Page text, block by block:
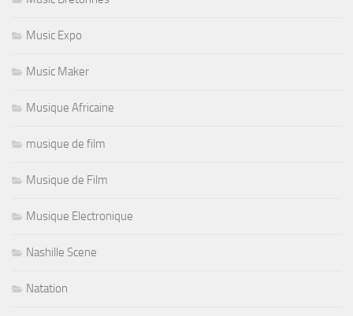
Music Expo
Music Maker
Musique Africaine
musique de film
Musique de Film
Musique Electronique
Nashille Scene
Natation